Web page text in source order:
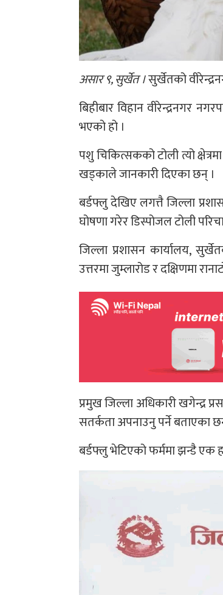
असार ९, सुर्खेत ।सुर्खेतको
बिहीबार विहान वीरेन्द्रनगर
भएको हो ।
पशु चिकित्सकको टोली त्यो
खड्काले जानकारी दिएका छन् ।
बर्डफ्लु देखिए लगत्तै जिल्ला
घोषणा गरेर डिस्पोजल टोली
जिल्ला प्रशासन कार्यालय,
उत्तरमा जुम्लारोड र दक्षिणमा
प्रमुख जिल्ला अधिकारी खगेन्द्र
सतर्कता अपनाउनु पर्ने बताएका
बर्डफ्लु भेटिएको फर्ममा झन्डै एक